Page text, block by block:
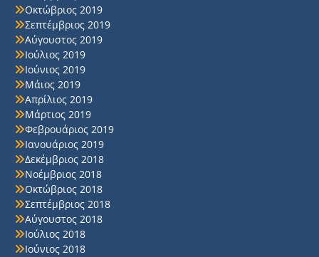
Οκτώβριος 2019
Σεπτέμβριος 2019
Αύγουστος 2019
Ιούλιος 2019
Ιούνιος 2019
Μάιος 2019
Απρίλιος 2019
Μάρτιος 2019
Φεβρουάριος 2019
Ιανουάριος 2019
Δεκέμβριος 2018
Νοέμβριος 2018
Οκτώβριος 2018
Σεπτέμβριος 2018
Αύγουστος 2018
Ιούλιος 2018
Ιούνιος 2018